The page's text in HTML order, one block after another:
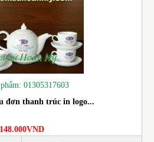
01305317603
đơn thanh trúc in logo...
148.000VND